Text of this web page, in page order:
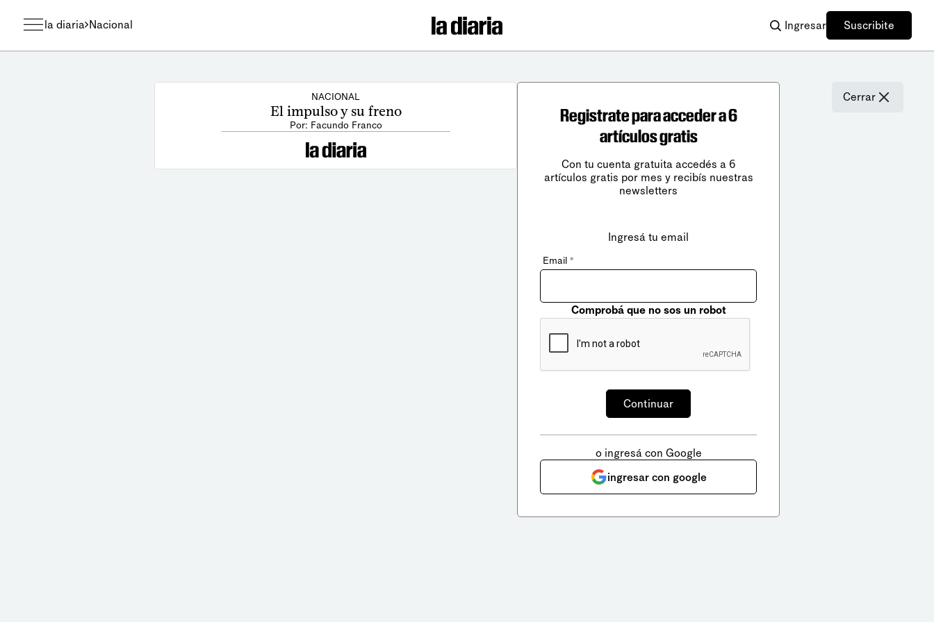
la diaria Nacional Ingresar Suscribite
NACIONAL
El impulso y su freno
Por: Facundo Franco
Cerrar
Registrate para acceder a 6
artículos gratis
Con tu cuenta gratuita accedés a 6
artículos gratis por mes y recibís nuestras
newsletters
Ingresá tu email
Email *
Comprobá que no sos un robot
o ingresá con Google
ingresar con google